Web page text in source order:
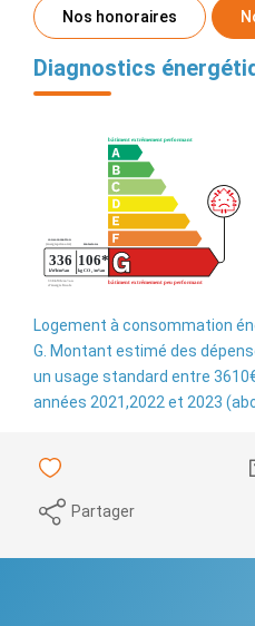
Nos honoraires
Diagnostics
Logement à consommation
G. Montant estimé des
un usage standard entre
années 2021,2022 et 2023
Partager